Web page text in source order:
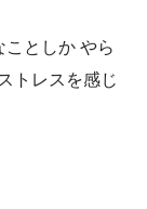
ことしか やら
トレスを感じ